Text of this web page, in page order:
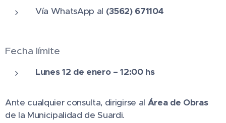
Vía WhatsApp al (3562) 671104
Fecha límite
Lunes 12 de enero – 12:00 hs
Ante cualquier consulta, dirigirse al Área de Obras
de la Municipalidad de Suardi.